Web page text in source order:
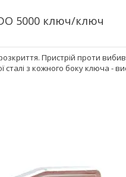
5000 ключ/ключ
розкриття. Пристрій проти
сталі з кожного боку ключа -